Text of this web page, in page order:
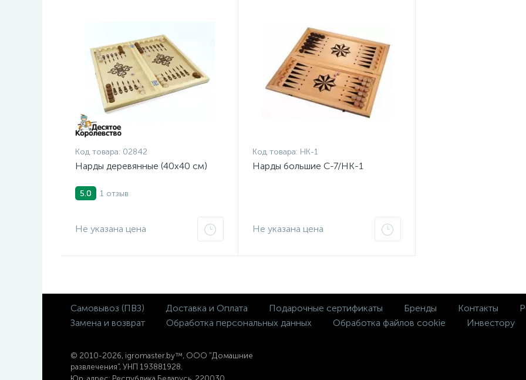
Код товара: 02842
Нарды деревянные (40x40 см)
5.0 1 отзыв
Не указана цена
Код товара: НК-1
Нарды большие С-7/НК-1
Не указана цена
Самовывоз (ПВЗ) Доставка и Оплата Подарочные сертификаты Бренды Контакты
Замена и возврат
Обработка персональных данных Обработка файлов cookie Инвестору
© 2010-2026, igromaster.by™, ООО "Домашние
развлечения", УНП 193881928.